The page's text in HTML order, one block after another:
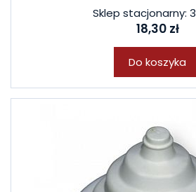
Sklep stacjonarny:
18,30 zł
Do koszyka